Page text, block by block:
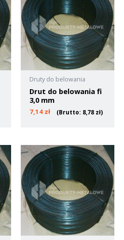
Druty do belowania
Drut do belowania fi
3,0 mm
7,14 zł (Brutto: 8,78 zł)